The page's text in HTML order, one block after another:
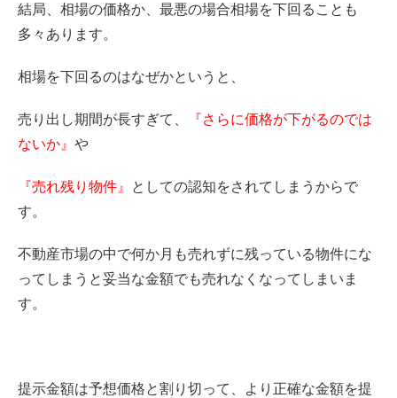
結局、相場の価格か、最悪の場合相場を下回ることも
多々あります。
相場を下回るのはなぜかというと、
売り出し期間が長すぎて、
『さらに価格が下がるのでは
ないか』 や
『売れ残り物件』 としての認知をされてしまうからで
す。
不動産市場の中で何か月も売れずに残っている物件にな
ってしまうと妥当な金額でも売れなくなってしまいま
す。
提示金額は予想価格と割り切って、より正確な金額を提